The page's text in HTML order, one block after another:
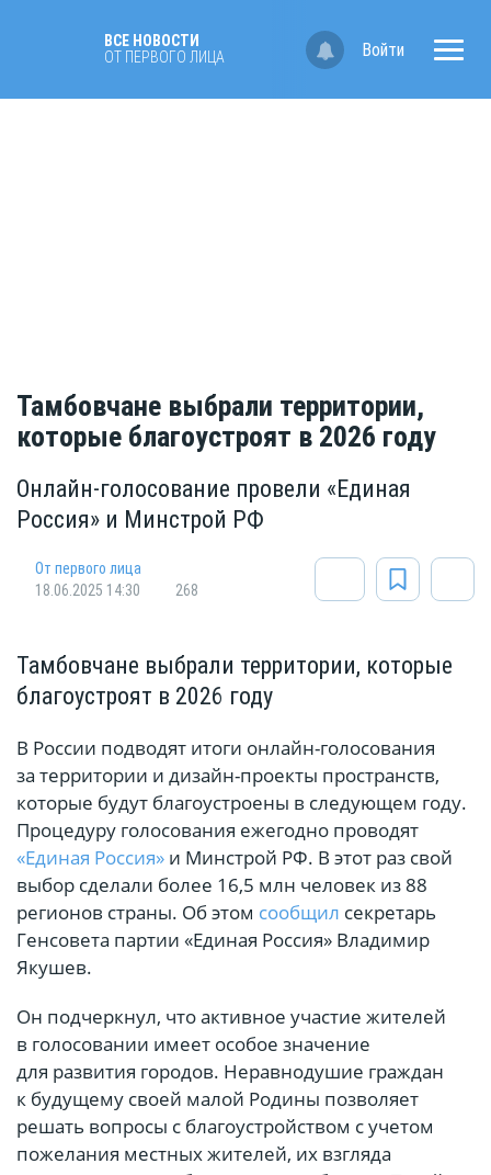
ВСЕ НОВОСТИ
ОТ ПЕРВОГО ЛИЦА
Войти
Тамбовчане выбрали территории,
которые благоустроят в 2026 году
Онлайн-голосование провели «Единая
Россия» и Минстрой РФ
От первого лица
18.06.2025 14:30
268
Тамбовчане выбрали территории, которые
благоустроят в 2026 году
В России подводят итоги онлайн-голосования
за территории и дизайн-проекты пространств,
которые будут благоустроены в следующем году.
Процедуру голосования ежегодно проводят
«Единая Россия» и Минстрой РФ. В этот раз свой
выбор сделали более 16,5 млн человек из 88
регионов страны. Об этом сообщил секретарь
Генсовета партии «Единая Россия» Владимир
Якушев.
Он подчеркнул, что активное участие жителей
в голосовании имеет особое значение
для развития городов. Неравнодушие граждан
к будущему своей малой Родины позволяет
решать вопросы с благоустройством с учетом
пожелания местных жителей, их взгляда